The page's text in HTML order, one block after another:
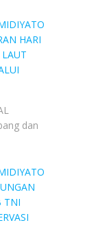
HARI
dan
TNI